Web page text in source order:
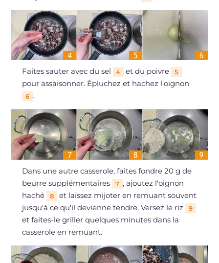
Faites sauter avec du sel 4 et du poivre 5
pour assaisonner. Épluchez et hachez l'oignon
6 .
Dans une autre casserole, faites fondre 20 g de
beurre supplémentaires
7 , ajoutez l'oignon
haché
8
et laissez mijoter en remuant souvent
jusqu'à ce qu'il devienne tendre. Versez le riz
9
et faites-le griller quelques minutes dans la
casserole en remuant.